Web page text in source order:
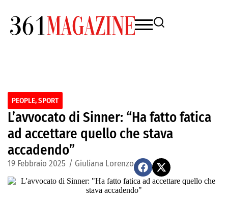
PEOPLE,SPORT
L’avvocato di Sinner: “Ha fatto fatica
ad accettare quello che stava
accadendo”
19 Febbraio 2025 / Giuliana Lorenzo